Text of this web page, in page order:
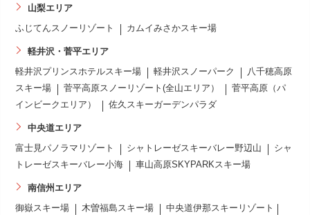
山梨エリア
ふじてんスノーリゾート カムイみさかスキー場
軽井沢・菅平エリア
軽井沢プリンスホテルスキー場 軽井沢スノーパーク
八千穂高原
スキー場
菅平高原スノーリゾート(全山エリア）
菅平高原（パ
インビークエリア）
佐久スキーガーデンパラダ
中央道エリア
富士見パノラマリゾート シャトレーゼスキーバレー野辺山
シャ
トレーゼスキーバレー小海
車山高原SKYPARKスキー場
南信州エリア
御嶽スキー場 木曽福島スキー場
中央道伊那スキーリゾート